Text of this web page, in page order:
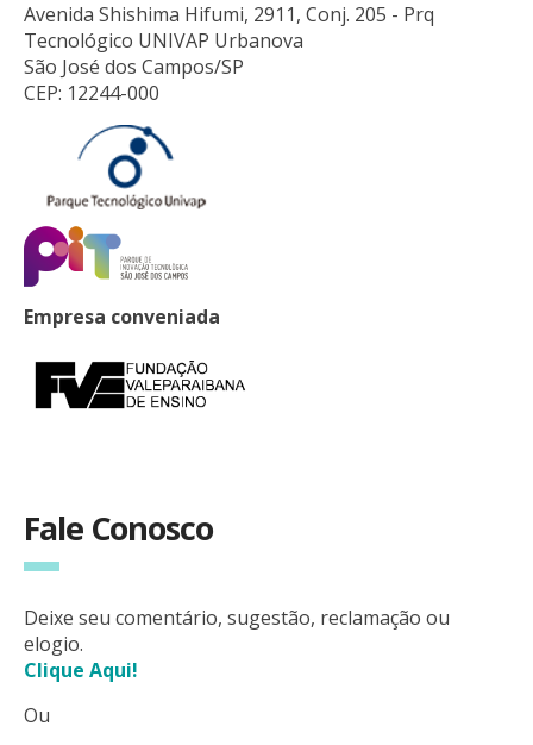
Avenida Shishima Hifumi, 2911, Conj. 205 - Prq
Tecnológico UNIVAP Urbanova
São José dos Campos/SP
CEP: 12244-000
Empresa conveniada
Fale Conosco
Deixe seu comentário, sugestão, reclamação ou
elogio.
Clique Aqui!
Ou